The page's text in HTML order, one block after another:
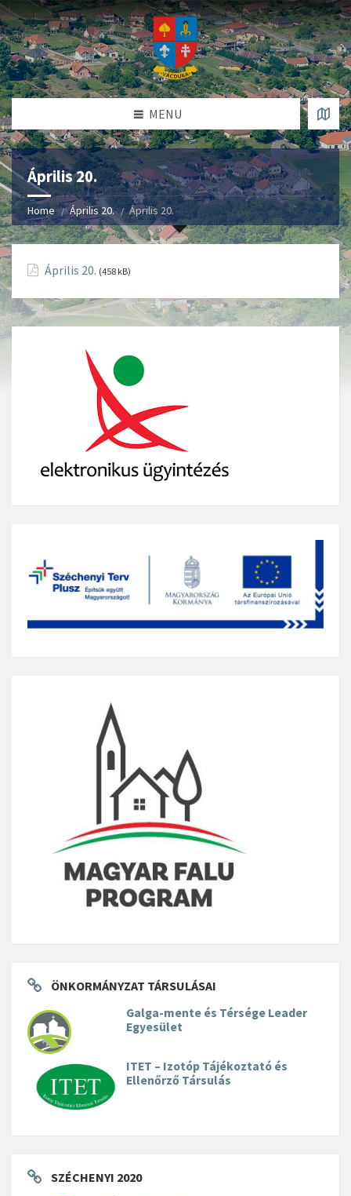
MENU
Április 20.
Home Április 20. Április 20.
Április 20. (458 kB)
ÖNKORMÁNYZAT TÁRSULÁSAI
Galga-mente és Térsége Leader
Egyesület
ITET – Izotóp Tájékoztató és
Ellenőrző Társulás
SZÉCHENYI 2020